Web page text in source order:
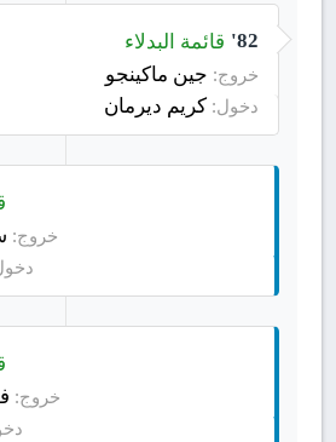
82' قائمة البدلاء
خروج: جين ماكينجو
دخول: كريم ديرمان
خروج:
خروج: